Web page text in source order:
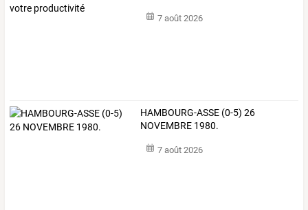
7 août 2026
HAMBOURG-ASSE (0-5) 26
NOVEMBRE 1980.
7 août 2026